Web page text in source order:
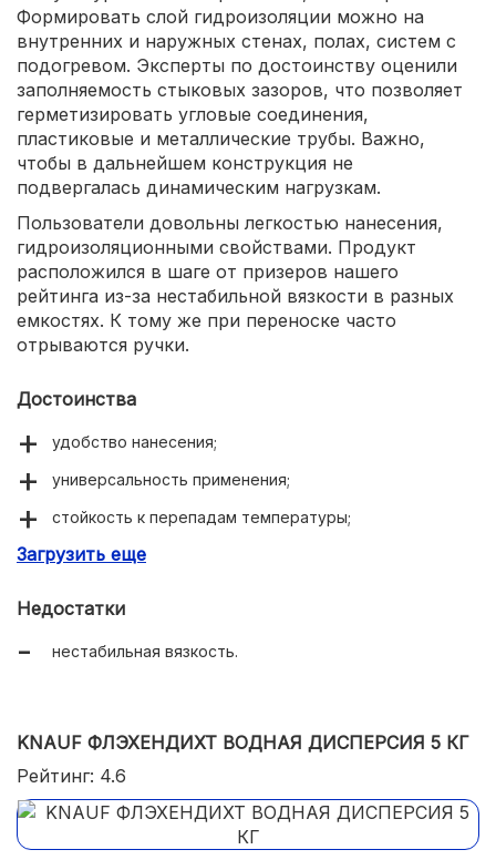
Формировать слой гидроизоляции можно на
внутренних и наружных стенах, полах, систем с
подогревом. Эксперты по достоинству оценили
заполняемость стыковых зазоров, что позволяет
герметизировать угловые соединения,
пластиковые и металлические трубы. Важно,
чтобы в дальнейшем конструкция не
подвергалась динамическим нагрузкам.
Пользователи довольны легкостью нанесения,
гидроизоляционными свойствами. Продукт
расположился в шаге от призеров нашего
рейтинга из-за нестабильной вязкости в разных
емкостях. К тому же при переноске часто
отрываются ручки.
Достоинства
удобство нанесения;
универсальность применения;
стойкость к перепадам температуры;
экономичный расход.
Загрузить еще
Недостатки
нестабильная вязкость.
KNAUF ФЛЭХЕНДИХТ ВОДНАЯ ДИСПЕРСИЯ 5 КГ
Рейтинг: 4.6